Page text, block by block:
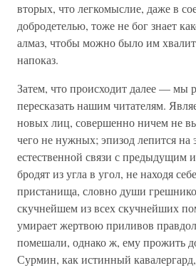
вторых, что легкомыслие, даже в
добродетелью, тоже не бог знает
алмаз, чтобы можно было им
напоказ.
Затем, что происходит далее — мы
пересказать нашим читателям.
новых лиц, совершенно ничем не
чего не нужных; эпизод лепится на
естественной связи с
бродят из угла в угол, не находя
пристанища, словно души
скучнейшем из всех скучнейших
умирает жертвою приливов
помешали, однако ж, ему прожить
Сурмин, как истинный